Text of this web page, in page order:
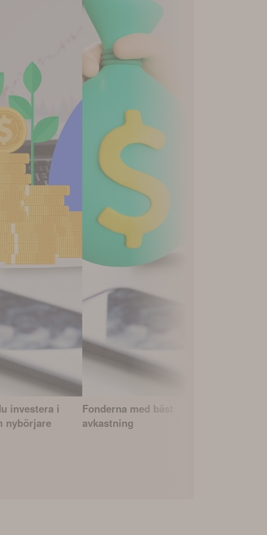
investera i
nybörjare
Fonderna med bäst
avkastning